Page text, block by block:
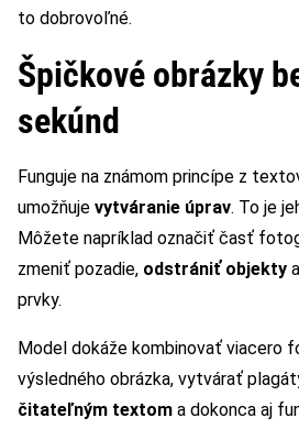
to dobrovoľné.
Špičkové obrázky
sekúnd
Funguje na známom princípe z
umožňuje vytváranie úprav. To je
Môžete napríklad označiť časť
zmeniť pozadie, odstrániť objekty
prvky.
Model dokáže kombinovať viacero
výsledného obrázka, vytvárať
čitateľným textom a dokonca aj